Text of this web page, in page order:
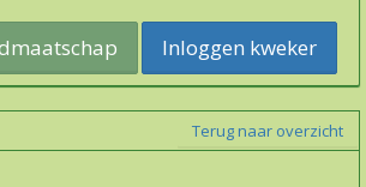
Inloggen kweker
Terug naar overzicht